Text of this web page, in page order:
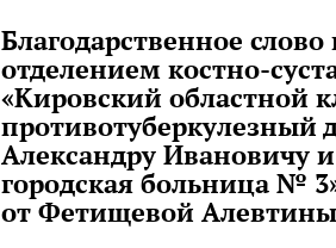
Благодарственное слово
отделением костно-
«Кировский областной
противотуберкулезный
Александру Ивановичу
городская больница №
от Фетищевой